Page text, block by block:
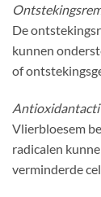
De
kunnen
of
Vlierbloesem
radicalen
verminderde